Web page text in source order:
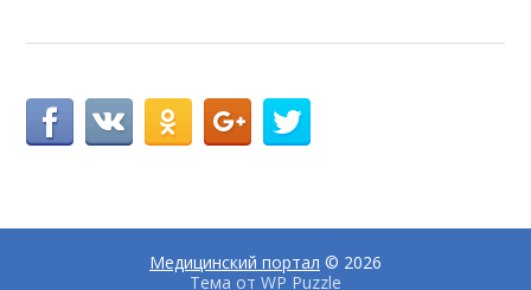
Медицинский портал © 2026
Тема от WP Puzzle